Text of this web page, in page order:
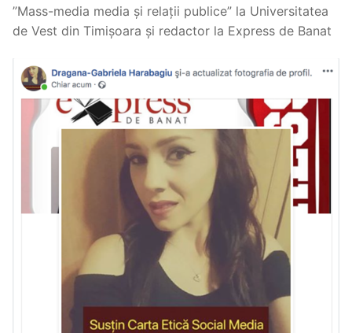
”Mass-media media și relații publice” la Universitatea
de Vest din Timișoara și redactor la Express de Banat